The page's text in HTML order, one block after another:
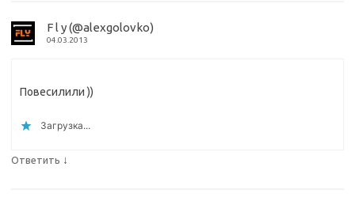
F l y (@alexgolovko)
04.03.2013
Повесилили ))
Загрузка...
Ответить ↓